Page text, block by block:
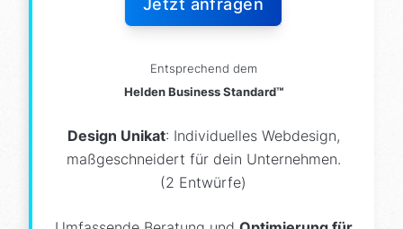
Jetzt anfragen
Entsprechend dem
Helden Business Standard™
Design Unikat: Individuelles Webdesign,
maßgeschneidert für dein Unternehmen.
(2 Entwürfe)